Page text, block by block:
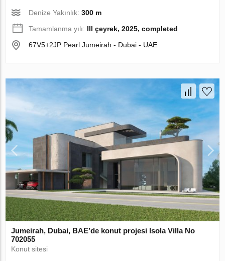
Denize Yakınlık:300 m
Tamamlanma yılı: III çeyrek, 2025, completed
67V5+2JP Pearl Jumeirah - Dubai - UAE
Jumeirah, Dubai, BAE’de konut projesi Isola Villa No
702055
Konut sitesi